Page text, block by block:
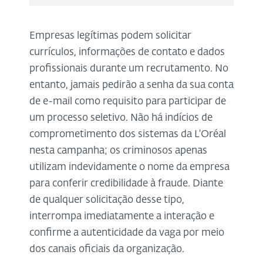
Empresas legítimas podem solicitar
currículos, informações de contato e dados
profissionais durante um recrutamento. No
entanto, jamais pedirão a senha da sua conta
de e-mail como requisito para participar de
um processo seletivo. Não há indícios de
comprometimento dos sistemas da L'Oréal
nesta campanha; os criminosos apenas
utilizam indevidamente o nome da empresa
para conferir credibilidade à fraude. Diante
de qualquer solicitação desse tipo,
interrompa imediatamente a interação e
confirme a autenticidade da vaga por meio
dos canais oficiais da organização.